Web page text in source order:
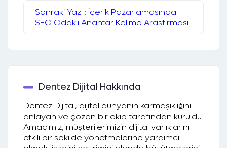
Sonraki Yazı : İçerik Pazarlamasında
SEO Odaklı Anahtar Kelime Araştırması
Dentez Dijital Hakkında
Dentez Dijital, dijital dünyanın karmaşıklığını
anlayan ve çözen bir ekip tarafından kuruldu.
Amacımız, müşterilerimizin dijital varlıklarını
etkili bir şekilde yönetmelerine yardımcı